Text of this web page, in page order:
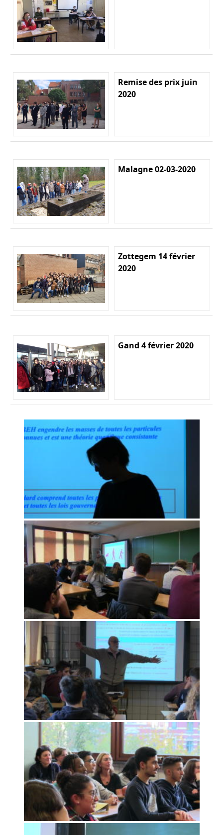
Remise des prix juin
2020
Malagne 02-03-2020
Zottegem 14 février
2020
Gand 4 février 2020